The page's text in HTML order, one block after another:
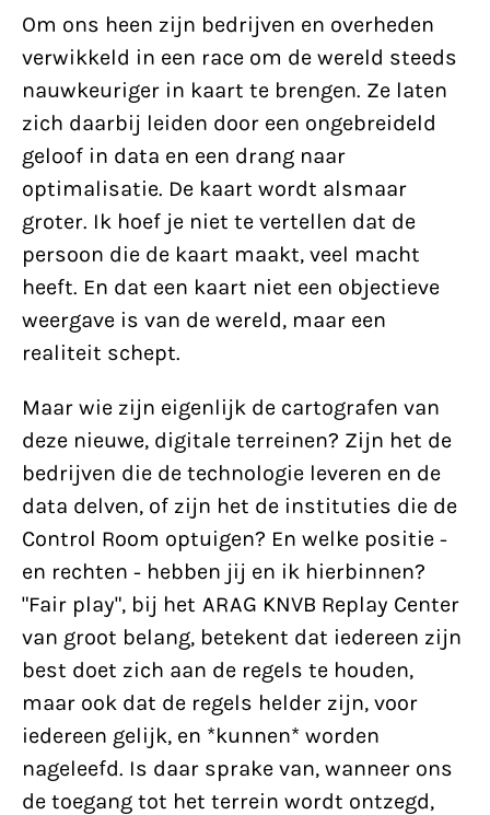
Om ons heen zijn bedrijven en overheden
verwikkeld in een race om de wereld steeds
nauwkeuriger in kaart te brengen. Ze laten
zich daarbij leiden door een ongebreideld
geloof in data en een drang naar
optimalisatie. De kaart wordt alsmaar
groter. Ik hoef je niet te vertellen dat de
persoon die de kaart maakt, veel macht
heeft. En dat een kaart niet een objectieve
weergave is van de wereld, maar een
realiteit schept.
Maar wie zijn eigenlijk de cartografen van
deze nieuwe, digitale terreinen? Zijn het de
bedrijven die de technologie leveren en de
data delven, of zijn het de instituties die de
Control Room optuigen? En welke positie -
en rechten - hebben jij en ik hierbinnen?
"Fair play", bij het ARAG KNVB Replay Center
van groot belang, betekent dat iedereen zijn
best doet zich aan de regels te houden,
maar ook dat de regels helder zijn, voor
iedereen gelijk, en *kunnen* worden
nageleefd. Is daar sprake van, wanneer ons
de toegang tot het terrein wordt ontzegd,